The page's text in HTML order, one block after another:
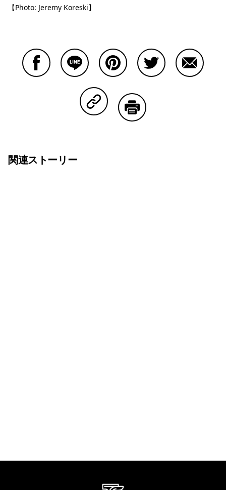
【Photo: Jeremy Koreski】
Copy Linkで共有する
関連ストーリー